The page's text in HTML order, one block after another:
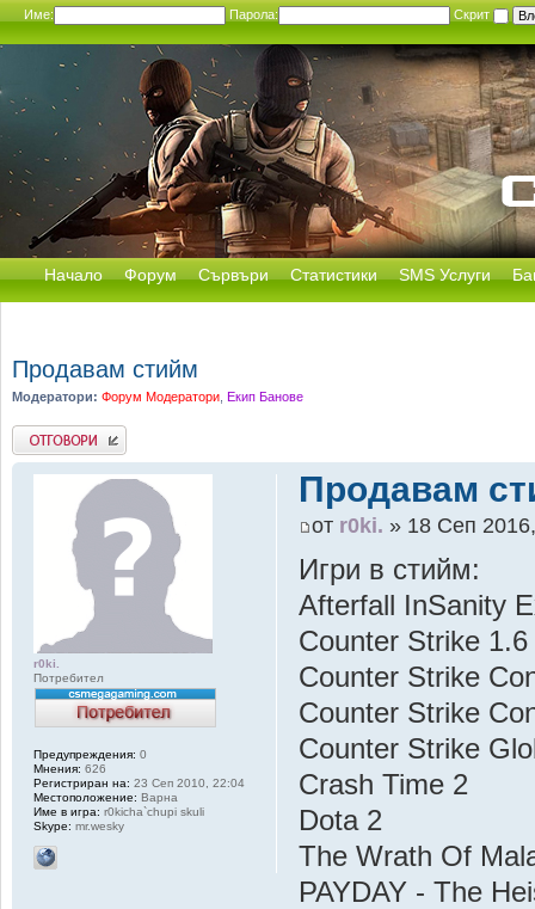
Име: Парола: Скрит
Начало Форум Сървъри Статистики SMS Услуги
Продавам стийм
Модератори: Форум Модератори Екип Банове
Добави отговор
Продавам
от r0ki. » 18 Сеп
Игри в стийм:
Afterfall InSanity
Counter Strike 1.6
Counter Strike
Counter Strike
Counter Strike
Crash Time 2
Dota 2
The Wrath Of
PAYDAY - The
r0ki.
Потребител
Предупреждения: 0
Мнения: 626
Регистриран на: 23 Сеп 2010, 22:04
Местоположение: Варна
Име в игра: r0kicha`chupi skuli
Skype: mr.wesky